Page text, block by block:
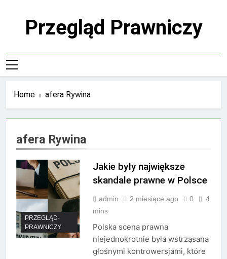
Przegląd Prawniczy
Home afera Rywina
afera Rywina
PRZEGLĄD-
PRAWNICZY
Jakie były największe
skandale prawne w Polsce
admin 2 miesiące ago 0
4
mins
Polska scena prawna
niejednokrotnie była wstrząsana
głośnymi kontrowersjami, które